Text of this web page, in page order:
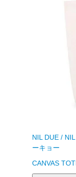
NIL DUE /
ーキョー
CANVAS